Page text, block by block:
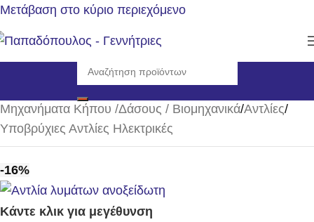
Μετάβαση στο κύριο περιεχόμενο
Αρχική σελίδα/
Μηχανήματα Κήπου /Δάσους / Βιομηχανικά/Αντλίες/
Υποβρύχιες Αντλίες Ηλεκτρικές
-16%
Κάντε κλικ για μεγέθυνση